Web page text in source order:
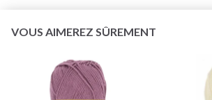
VOUS AIMEREZ SÛREMENT